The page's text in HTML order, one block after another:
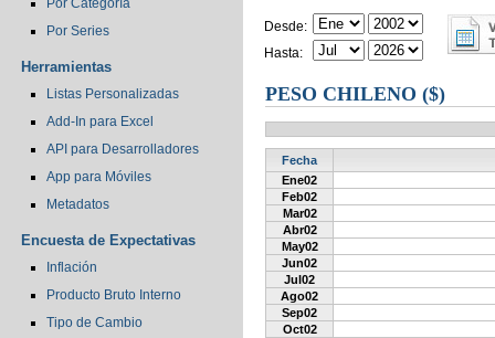
Por Categoría
Por Series
Herramientas
Listas Personalizadas
Add-In para Excel
API para Desarrolladores
App para Móviles
Metadatos
Encuesta de Expectativas
Inflación
Producto Bruto Interno
Tipo de Cambio
Desde:
Hasta:
PESO CHILENO ($)
Fecha
Ene02
Feb02
Mar02
Abr02
May02
Jun02
Jul02
Ago02
Sep02
Oct02